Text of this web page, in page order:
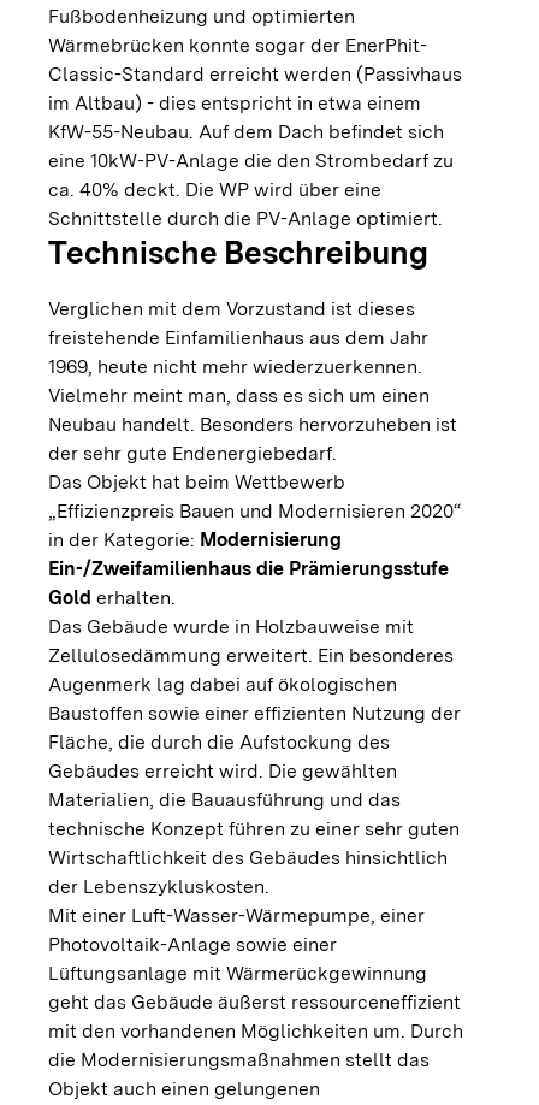
Fußbodenheizung und optimierten
Wärmebrücken konnte sogar der EnerPhit-
Classic-Standard erreicht werden (Passivhaus
im Altbau) - dies entspricht in etwa einem
KfW-55-Neubau. Auf dem Dach befindet sich
eine 10kW-PV-Anlage die den Strombedarf zu
ca. 40% deckt. Die WP wird über eine
Schnittstelle durch die PV-Anlage optimiert.
Technische Beschreibung
Verglichen mit dem Vorzustand ist dieses
freistehende Einfamilienhaus aus dem Jahr
1969, heute nicht mehr wiederzuerkennen.
Vielmehr meint man, dass es sich um einen
Neubau handelt. Besonders hervorzuheben ist
der sehr gute Endenergiebedarf.
Das Objekt hat beim Wettbewerb
„Effizienzpreis Bauen und Modernisieren 2020“
in der Kategorie: Modernisierung
Ein-/Zweifamilienhaus die Prämierungsstufe
Gold erhalten.
Das Gebäude wurde in Holzbauweise mit
Zellulosedämmung erweitert. Ein besonderes
Augenmerk lag dabei auf ökologischen
Baustoffen sowie einer effizienten Nutzung der
Fläche, die durch die Aufstockung des
Gebäudes erreicht wird. Die gewählten
Materialien, die Bauausführung und das
technische Konzept führen zu einer sehr guten
Wirtschaftlichkeit des Gebäudes hinsichtlich
der Lebenszykluskosten.
Mit einer Luft-Wasser-Wärmepumpe, einer
Photovoltaik-Anlage sowie einer
Lüftungsanlage mit Wärmerückgewinnung
geht das Gebäude äußerst ressourceneffizient
mit den vorhandenen Möglichkeiten um. Durch
die Modernisierungsmaßnahmen stellt das
Objekt auch einen gelungenen